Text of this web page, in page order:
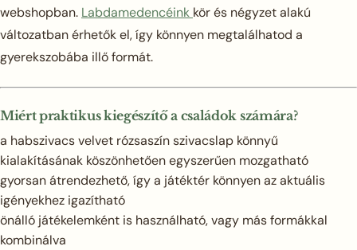
webshopban. Labdamedencéink kör és négyzet alakú
változatban érhetők el, így könnyen megtalálhatod a
gyerekszobába illő formát.
Miért praktikus kiegészítő a családok számára?
a habszivacs velvet rózsaszín szivacslap könnyű
kialakításának köszönhetően egyszerűen mozgatható
gyorsan átrendezhető, így a játéktér könnyen az aktuális
igényekhez igazítható
önálló játékelemként is használható, vagy más formákkal
kombinálva